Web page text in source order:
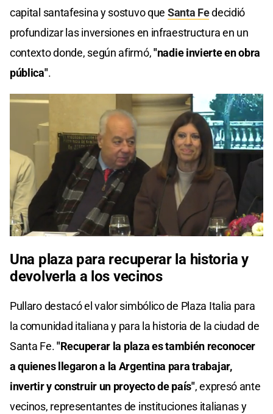
capital santafesina y sostuvo que Santa Fedecidió
profundizar las inversiones en infraestructura en un
contexto donde, según afirmó,"nadie invierte en obra
pública".
Una plaza para recuperar la historia y
devolverla a los vecinos
Pullaro destacó el valor simbólico de Plaza Italia para
la comunidad italiana y para la historia de la ciudad de
Santa Fe."Recuperar la plaza es también reconocer
a quienes llegaron a la Argentina para trabajar,
invertir y construir un proyecto de país", expresó ante
vecinos, representantes de instituciones italianas y